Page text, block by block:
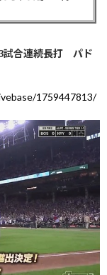
試合連続長打 パド
1759447813/